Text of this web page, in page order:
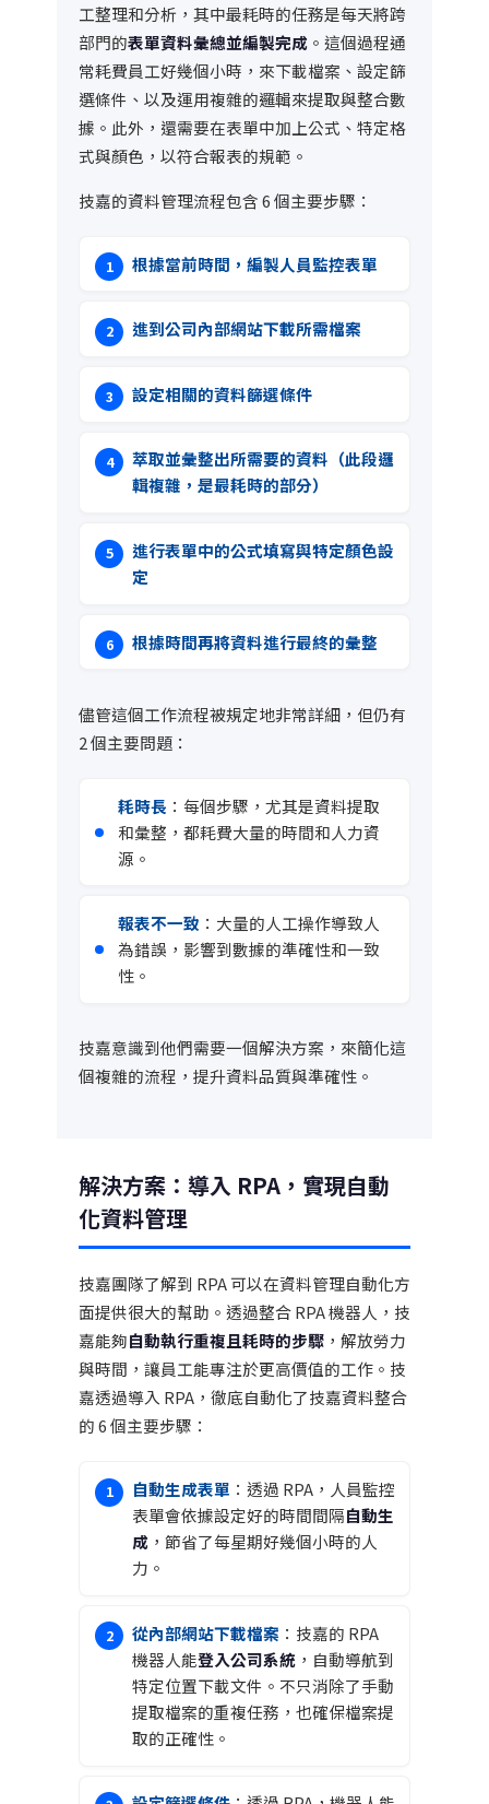
工整理和分析，其中最耗時的任務是每天將跨
部門的表單資料彙總並編製完成 。這個過程通
常耗費員工好幾個小時，來下載檔案、設定篩
選條件、以及運用複雜的邏輯來提取與整合數
據。此外，還需要在表單中加上公式、特定格
式與​​顏色，以符合報表的規範。
技嘉的資料管理流程包含 6 個主要步驟：
根據當前時間，編製人員監控表單
進到公司內部網站下載所需檔案
設定相關的資料篩選條件
萃取並彙整出所需要的資料（此段邏
輯複雜，是最耗時的部分）
進行表單中的公式填寫與特定顏色設
定
根據時間再將資料進行最終的彙整
儘管這個工作流程被規定地非常詳細，但仍有
2 個主要問題：
耗時長 ：每個步驟，尤其是資料提取
和彙整，都耗費大量的時間和人力資
源。
報表不一致 ：大量的人工操作導致人
為錯誤，影響到數據的準確性和一致
性。
技嘉意識到他們需要一個解決方案，來簡化這
個複雜的流程，提升資料品質與準確性。
解決方案：導入 RPA，實現自動
化資料管理
技嘉團隊了解到 RPA 可以在資料管理自動化方
面提供很大的幫助。透過整合 RPA 機器人，技
嘉能夠自動執行重複且耗時的步驟 ，解放勞力
與時間，讓員工能專注於更高價值的工作。技
嘉透過導入 RPA，徹底自動化了技嘉資料整合
的 6 個主要步驟：
自動生成表單 ：透過 RPA，人員監控
表單會依據設定好的時間間隔自動生
成 ，節省了每星期好幾個小時的人
力。
從內部網站下載檔案 ：技嘉的 RPA
機器人能登入公司系統 ，自動導航到
特定位置下載文件。不只消除了手動
提取檔案的重複任務，也確保檔案提
取的正確性。